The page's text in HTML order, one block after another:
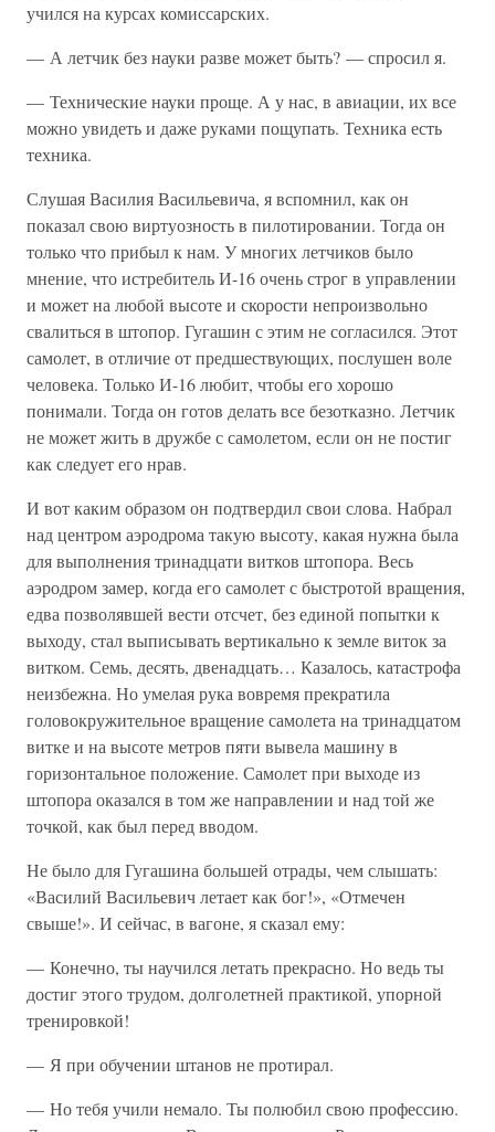
учился на курсах комиссарских.
— А летчик без науки разве может быть? — спросил я.
— Технические науки проще. А у нас, в авиации, их все
можно увидеть и даже руками пощупать. Техника есть
техника.
Слушая Василия Васильевича, я вспомнил, как он
показал свою виртуозность в пилотировании. Тогда он
только что прибыл к нам. У многих летчиков было
мнение, что истребитель И-16 очень строг в управлении
и может на любой высоте и скорости непроизвольно
свалиться в штопор. Гугашин с этим не согласился. Этот
самолет, в отличие от предшествующих, послушен воле
человека. Только И-16 любит, чтобы его хорошо
понимали. Тогда он готов делать все безотказно. Летчик
не может жить в дружбе с самолетом, если он не постиг
как следует его нрав.
И вот каким образом он подтвердил свои слова. Набрал
над центром аэродрома такую высоту, какая нужна была
для выполнения тринадцати витков штопора. Весь
аэродром замер, когда его самолет с быстротой вращения,
едва позволявшей вести отсчет, без единой попытки к
выходу, стал выписывать вертикально к земле виток за
витком. Семь, десять, двенадцать… Казалось, катастрофа
неизбежна. Но умелая рука вовремя прекратила
головокружительное вращение самолета на тринадцатом
витке и на высоте метров пяти вывела машину в
горизонтальное положение. Самолет при выходе из
штопора оказался в том же направлении и над той же
точкой, как был перед вводом.
Не было для Гугашина большей отрады, чем слышать:
«Василий Васильевич летает как бог!», «Отмечен
свыше!». И сейчас, в вагоне, я сказал ему:
— Конечно, ты научился летать прекрасно. Но ведь ты
достиг этого трудом, долголетней практикой, упорной
тренировкой!
— Я при обучении штанов не протирал.
— Но тебя учили немало. Ты полюбил свою профессию.